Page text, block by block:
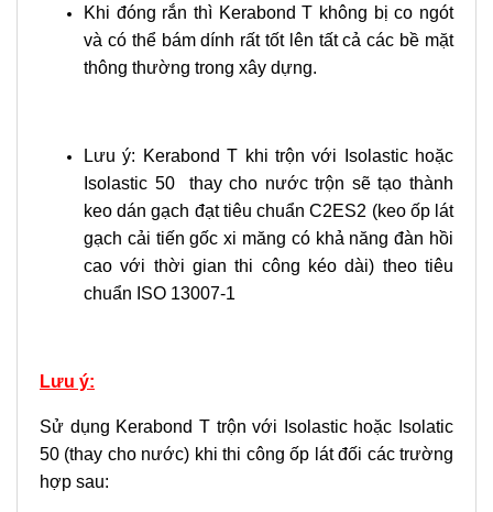
Khi đóng rắn thì Kerabond T không bị co ngót
và có thể bám dính rất tốt lên tất cả các bề mặt
thông thường trong xây dựng.
Lưu ý: Kerabond T khi trộn với Isolastic hoặc
Isolastic 50 thay cho nước trộn sẽ tạo thành
keo dán gạch đạt tiêu chuẩn C2ES2 (keo ốp lát
gạch cải tiến gốc xi măng có khả năng đàn hồi
cao với thời gian thi công kéo dài) theo tiêu
chuẩn ISO 13007-1
Lưu ý:
Sử dụng Kerabond T trộn với Isolastic hoặc Isolatic
50 (thay cho nước) khi thi công ốp lát đối các trường
hợp sau: